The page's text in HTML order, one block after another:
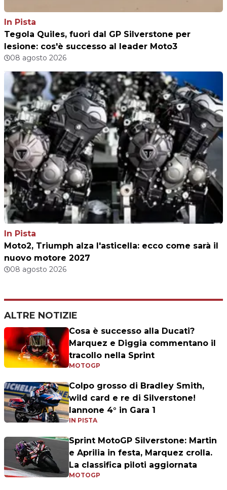
In Pista
Tegola Quiles, fuori dal GP Silverstone per
lesione: cos'è successo al leader Moto3
08 agosto 2026
In Pista
Moto2, Triumph alza l'asticella: ecco come sarà il
nuovo motore 2027
08 agosto 2026
ALTRE NOTIZIE
Cosa è successo alla Ducati?
Marquez e Diggia commentano il
tracollo nella Sprint
MOTOGP
Colpo grosso di Bradley Smith,
wild card e re di Silverstone!
Iannone 4° in Gara 1
IN PISTA
Sprint MotoGP Silverstone: Martin
e Aprilia in festa, Marquez crolla.
La classifica piloti aggiornata
MOTOGP